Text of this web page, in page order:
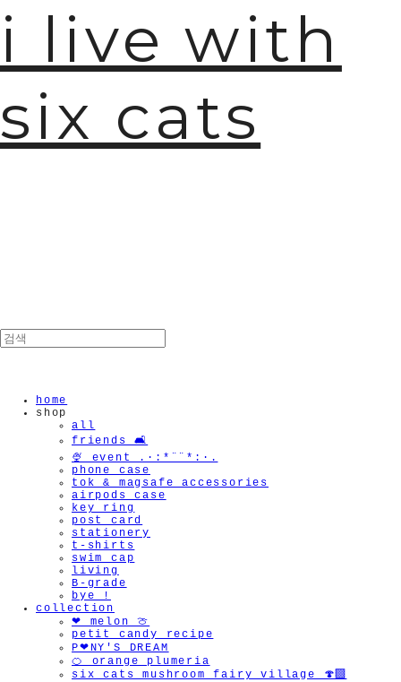
i live with
six cats
home
shop
all
friends 🛋️
🍨 event .·:*¨¨*:·.
phone case
tok & magsafe accessories
airpods case
key ring
post card
stationery
t-shirts
swim cap
living
B-grade
bye !
collection
❤︎ melon 🍈
petit candy recipe
P❤︎NY'S DREAM
🍊 orange plumeria
six cats mushroom fairy village 🍄‍🟫
🫧